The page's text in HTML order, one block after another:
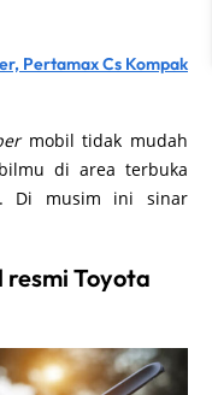
Pertamax Cs Kompak
mobil tidak mudah
di area terbuka
Di musim ini sinar
resmi Toyota